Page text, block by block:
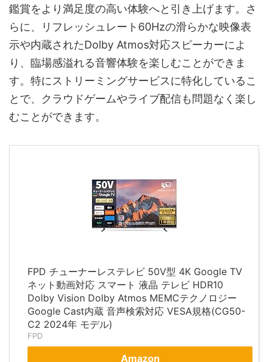
鑑賞をより満足度の高い体験へと引き上げます。さ
らに、リフレッシュレート60Hzの滑らかな映像表
示や内蔵されたDolby Atmos対応スピーカーによ
り、臨場感溢れる音響体験を楽しむことができま
す。特にストリーミングサービスに特化しているこ
とで、クラウドゲームやライブ配信も問題なく楽し
むことができます。
FPD チューナーレステレビ 50V型 4K Google TV
ネット動画対応 スマート 液晶 テレビ HDR10
Dolby Vision Dolby Atmos MEMCテクノロジー
Google Cast内蔵 音声検索対応 VESA規格(CG50-
C2 2024年 モデル)
FPD
Amazon